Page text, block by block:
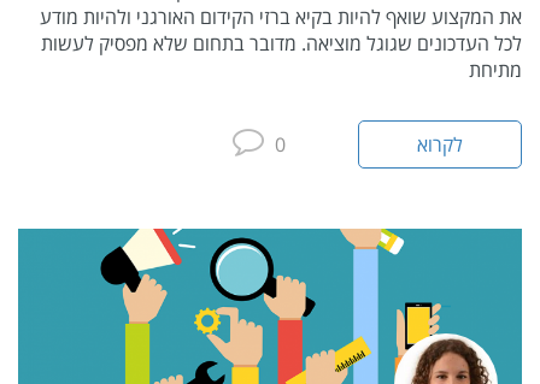
את המקצוע שואף להיות בקיא ברזי הקידום האורגני ולהיות מודע
לכל העדכונים שגוגל מוציאה. מדובר בתחום שלא מפסיק לעשות
מתיחת
לקרוא 0